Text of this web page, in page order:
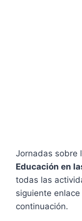
Jornadas sobre
Educación en
todas las
siguiente
continuación.